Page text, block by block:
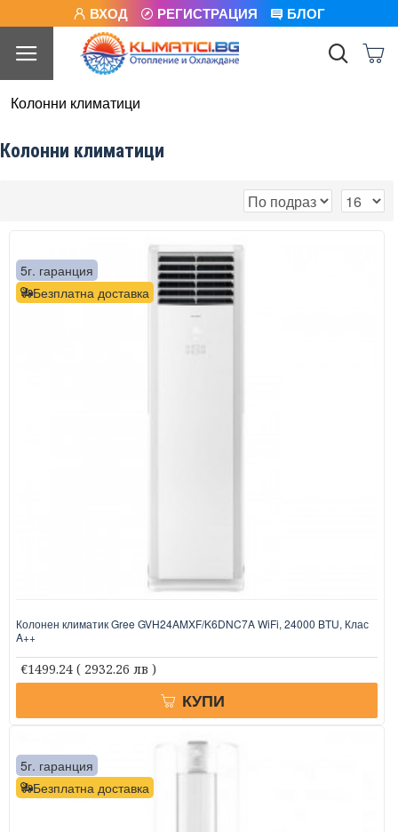
ВХОД РЕГИСТРАЦИЯ БЛОГ
Колонни климатици
Колонни климатици
Безплатна доставка
5г. гаранция
Колонен климатик Gree GVH24AMXF/K6DNC7A WiFi, 24000 BTU, Клас
A++
€1499.24 ( 2932.26 лв )
КУПИ
Безплатна доставка
5г. гаранция